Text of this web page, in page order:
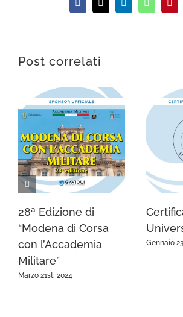
Facebook
X LinkedIn
Post correlati
28ª Edizione di
“Modena di Corsa
con l’Accademia
Militare”
Marzo 21st, 2024
Gennaio